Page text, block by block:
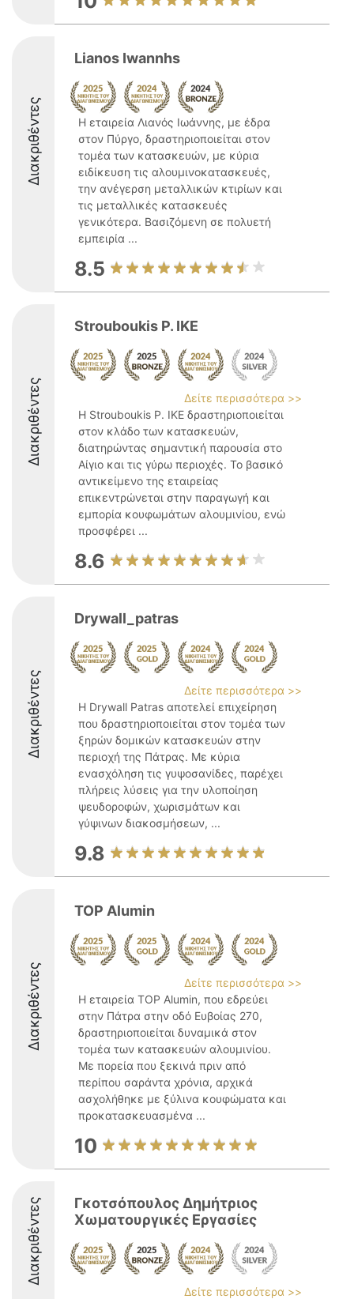
Διακριθέντες
Lianos Iwannhs
Η εταιρεία Λιανός Ιωάννης, με έδρα
στον Πύργο, δραστηριοποιείται στον
τομέα των κατασκευών, με κύρια
ειδίκευση τις αλουμινοκατασκευές,
την ανέγερση μεταλλικών κτιρίων και
τις μεταλλικές κατασκευές
γενικότερα. Βασιζόμενη σε πολυετή
εμπειρία ...
8.5
Διακριθέντες
Strouboukis P. ΙΚΕ
Δείτε περισσότερα >>
Η Strouboukis P. ΙΚΕ δραστηριοποιείται
στον κλάδο των κατασκευών,
διατηρώντας σημαντική παρουσία στο
Αίγιο και τις γύρω περιοχές. Το βασικό
αντικείμενο της εταιρείας
επικεντρώνεται στην παραγωγή και
εμπορία κουφωμάτων αλουμινίου, ενώ
προσφέρει ...
8.6
Διακριθέντες
Drywall_patras
Δείτε περισσότερα >>
Η Drywall Patras αποτελεί επιχείρηση
που δραστηριοποιείται στον τομέα των
ξηρών δομικών κατασκευών στην
περιοχή της Πάτρας. Με κύρια
ενασχόληση τις γυψοσανίδες, παρέχει
πλήρεις λύσεις για την υλοποίηση
ψευδοροφών, χωρισμάτων και
γύψινων διακοσμήσεων, ...
9.8
Διακριθέντες
TOP Alumin
Δείτε περισσότερα >>
Η εταιρεία TOP Alumin, που εδρεύει
στην Πάτρα στην οδό Ευβοίας 270,
δραστηριοποιείται δυναμικά στον
τομέα των κατασκευών αλουμινίου.
Με πορεία που ξεκινά πριν από
περίπου σαράντα χρόνια, αρχικά
ασχολήθηκε με ξύλινα κουφώματα και
προκατασκευασμένα ...
10
Διακριθέντες
Γκοτσόπουλος Δημήτριος
Χωματουργικές Εργασίες
Δείτε περισσότερα >>